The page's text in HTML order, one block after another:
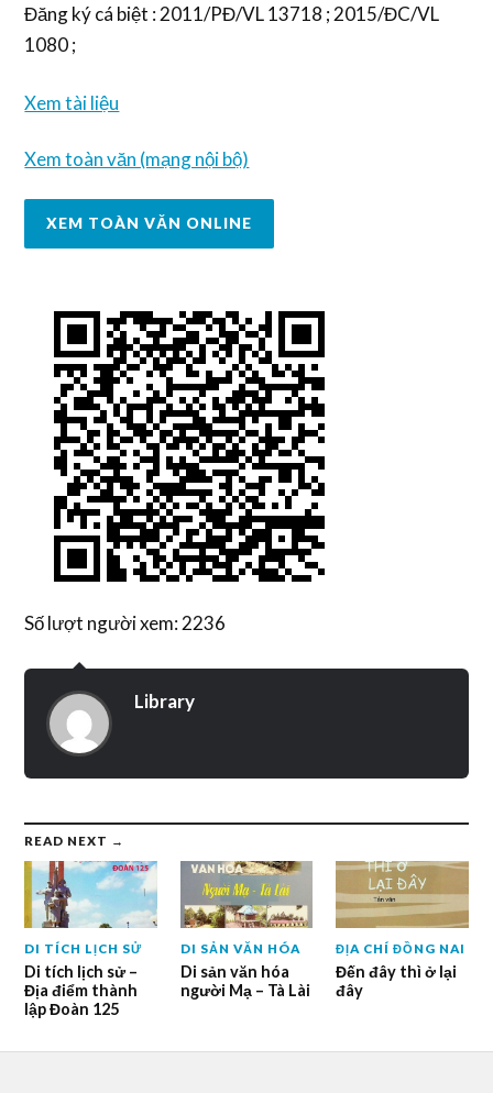
Đăng ký cá biệt : 2011/PĐ/VL 13718 ; 2015/ĐC/VL
1080 ;
Xem tài liệu
Xem toàn văn (mạng nội bộ)
XEM TOÀN VĂN ONLINE
Số lượt người xem: 2236
Library
READ NEXT →
DI TÍCH LỊCH SỬ
Di tích lịch sử –
Địa điểm thành
lập Đoàn 125
DI SẢN VĂN HÓA
Di sản văn hóa
người Mạ – Tà Lài
ĐỊA CHÍ ĐỒNG NAI
Đến đây thì ở lại
đây